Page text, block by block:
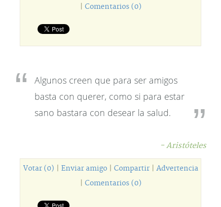
Comentarios (0)
Algunos creen que para ser amigos
basta con querer, como si para estar
sano bastara con desear la salud.
- Aristóteles
Votar (0) Enviar amigo| Compartir| Advertencia
Comentarios (0)